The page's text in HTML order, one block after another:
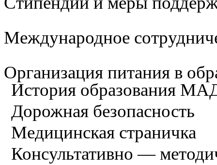
Международное
Организация питания в
История образования
Дорожная безопасность
Медицинская страничка
Консультативно —